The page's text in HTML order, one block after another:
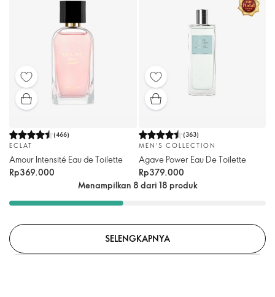
(466)
ECLAT
Amour Intensité Eau de Toilette
Rp369.000
(363)
MEN'S COLLECTION
Agave Power Eau De Toilette
Rp379.000
Menampilkan 8 dari 18 produk
SELENGKAPNYA